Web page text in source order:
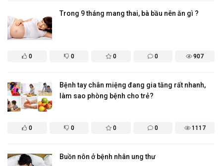
0 0 0 0 907
Trong 9 tháng mang thai, bà bầu nên ăn gì ?
0 0 0 0 1117
Bệnh tay chân miệng đang gia tăng rất nhanh,
làm sao phòng bệnh cho trẻ?
Buồn nôn ở bệnh nhân ung thư